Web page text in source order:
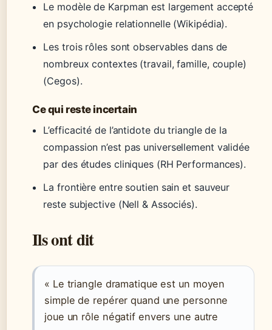
Le modèle de Karpman est largement accepté
en psychologie relationnelle (Wikipédia).
Les trois rôles sont observables dans de
nombreux contextes (travail, famille, couple)
(Cegos).
Ce qui reste incertain
L’efficacité de l’antidote du triangle de la
compassion n’est pas universellement validée
par des études cliniques (RH Performances).
La frontière entre soutien sain et sauveur
reste subjective (Nell & Associés).
Ils ont dit
« Le triangle dramatique est un moyen
simple de repérer quand une personne
joue un rôle négatif envers une autre